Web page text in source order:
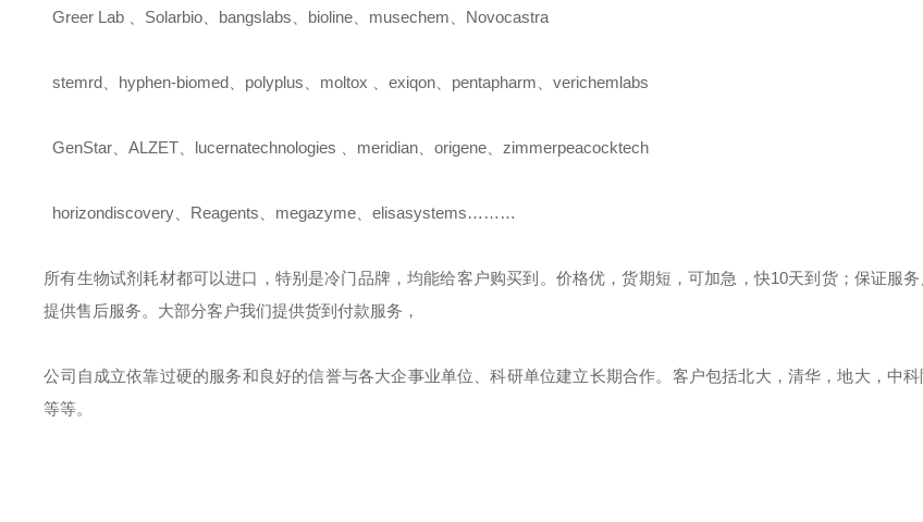
Greer Lab Solarbio bangslabs bioline musechem Novocastra
stemrd hyphen-biomed polyplus moltox 、exiqon pentapharm 、verichemlabs
GenStar 、ALZET lucernatechnologies meridian 、origene zimmerpeacocktech
horizondiscovery Reagents megazyme 、elisasystems………
所有生物试剂耗材都可以进口，特别是冷门品牌，均能给客户购买到。价格优，货期短，可加急，快10天到货；保证服
提供售后服务。大部分客户我们提供货到付款服务，
公司自成立依靠过硬的服务和良好的信誉与各大企事业单位、科研单位建立长期合作。客户包括北大，清华，地大，中
等等。